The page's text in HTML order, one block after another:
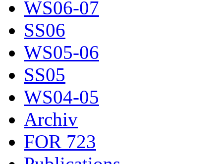
WS06-07
SS06
WS05-06
SS05
WS04-05
Archiv
FOR 723